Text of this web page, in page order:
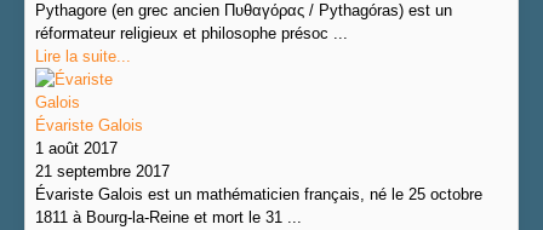
Pythagore (en grec ancien Πυθαγόρας / Pythagóras) est un
réformateur religieux et philosophe présoc ...
Lire la suite...
Évariste Galois
1 août 2017
21 septembre 2017
Évariste Galois est un mathématicien français, né le 25 octobre
1811 à Bourg-la-Reine et mort le 31 ...